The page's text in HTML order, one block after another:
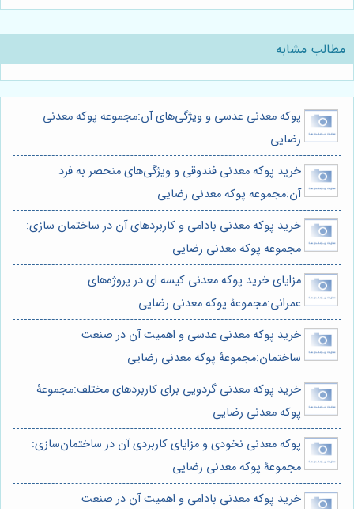
مطالب مشابه
پوکه معدنی عدسی و ویژگی‌های آن:مجموعه پوکه معدنی
رضایی
خرید پوکه معدنی فندوقی و ویژگی‌های منحصر به فرد
آن:مجموعه پوکه معدنی رضایی
خرید پوکه معدنی بادامی و کاربردهای آن در ساختمان سازی:
مجموعه پوکه معدنی رضایی
مزایای خرید پوکه معدنی کیسه ای در پروژه‌های
عمرانی:مجموعۀ پوکه معدنی رضایی
خرید پوکه معدنی عدسی و اهمیت آن در صنعت
ساختمان:مجموعۀ پوکه معدنی رضایی
خرید پوکه معدنی گردویی برای کاربردهای مختلف:مجموعۀ
پوکه معدنی رضایی
پوکه معدنی نخودی و مزایای کاربردی آن در ساختمان‌سازی:
مجموعۀ پوکه معدنی رضایی
خرید پوکه معدنی بادامی و اهمیت آن در صنعت